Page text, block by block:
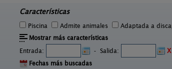
Características
Piscina Admite animales
Adaptada a
Mostrar más características
Entrada:
- Salida:
X
Fechas más buscadas